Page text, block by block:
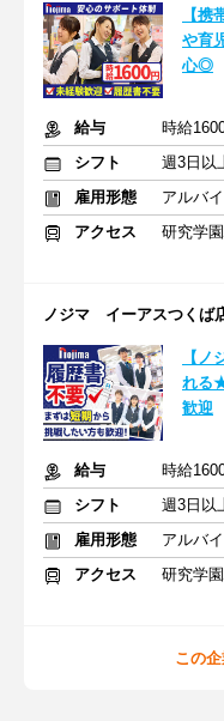
【
や育
心◎
給与
時給
シフト
雇用形態
アルバ
アクセス
研究学
ノジマ イーアスつくば
【
れる
歓迎
給与
時給
シフト
雇用形態
アルバ
アクセス
研究学
この